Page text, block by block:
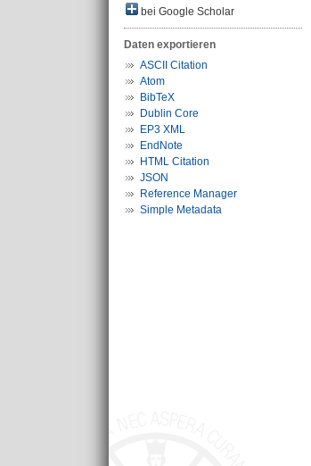
bei Google Scholar
Daten exportieren
ASCII Citation
Atom
BibTeX
Dublin Core
EP3 XML
EndNote
HTML Citation
JSON
Reference Manager
Simple Metadata